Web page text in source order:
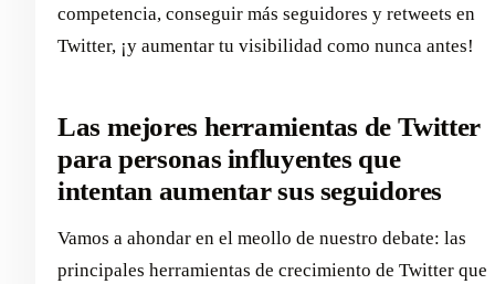
competencia, conseguir más seguidores y retweets en
Twitter, ¡y aumentar tu visibilidad como nunca antes!
Las mejores herramientas de Twitter
para personas influyentes que
intentan aumentar sus seguidores
Vamos a ahondar en el meollo de nuestro debate: las
principales herramientas de crecimiento de Twitter que